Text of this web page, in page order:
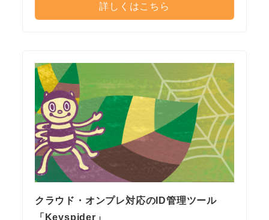
詳しくはこちら
クラウド・オンプレ対応のID管理ツール
「Keyspider」